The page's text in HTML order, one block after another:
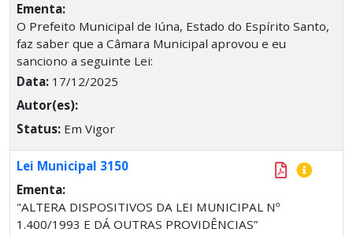
Ementa:
O Prefeito Municipal de Iúna, Estado do Espírito Santo,
faz saber que a Câmara Municipal aprovou e eu
sanciono a seguinte Lei:
Data: 17/12/2025
Autor(es):
Status: Em Vigor
Lei Municipal 3150
Ementa:
"ALTERA DISPOSITIVOS DA LEI MUNICIPAL Nº
1.400/1993 E DÁ OUTRAS PROVIDÊNCIAS”